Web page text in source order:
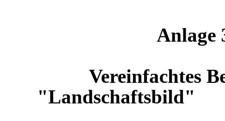
Anlage
Vereinfachtes
"Landschaftsbild"